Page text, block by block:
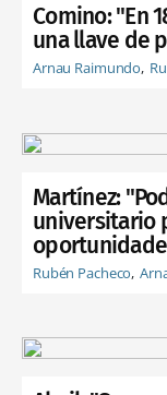
Comino: "En
una llave de
Arnau Raimundo
Martínez:
universitario
Rubén Pacheco